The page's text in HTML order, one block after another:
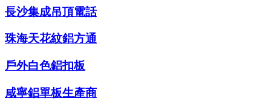
長沙集成吊頂電話
珠海天花紋鋁方通
戶外白色鋁扣板
咸寧鋁單板生產商